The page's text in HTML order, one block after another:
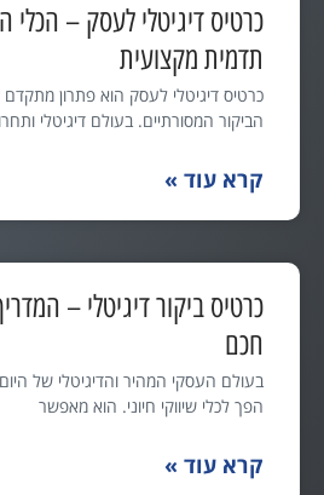
כרטיס דיגיטלי לעסק – הכלי
תדמית מקצועית
כרטיס דיגיטלי לעסק הוא פתרון
הביקור המסורתיים. בעולם דיגיטלי
קרא עוד »
כרטיס ביקור דיגיטלי –
חכם
בעולם העסקי המהיר והדיגיטלי של
הפך לכלי שיווקי חיוני. הוא מאפשר
קרא עוד »